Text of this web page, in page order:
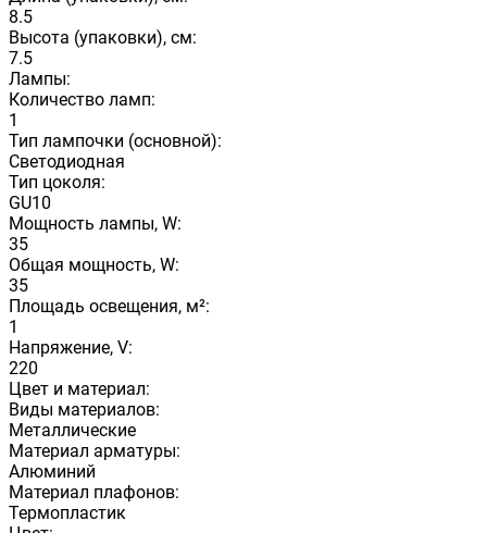
8.5
Высота (упаковки), см:
7.5
Лампы:
Количество ламп:
1
Тип лампочки (основной):
Светодиодная
Тип цоколя:
GU10
Мощность лампы, W:
35
Общая мощность, W:
35
Площадь освещения, м²:
1
Напряжение, V:
220
Цвет и материал:
Виды материалов:
Металлические
Материал арматуры:
Алюминий
Материал плафонов:
Термопластик